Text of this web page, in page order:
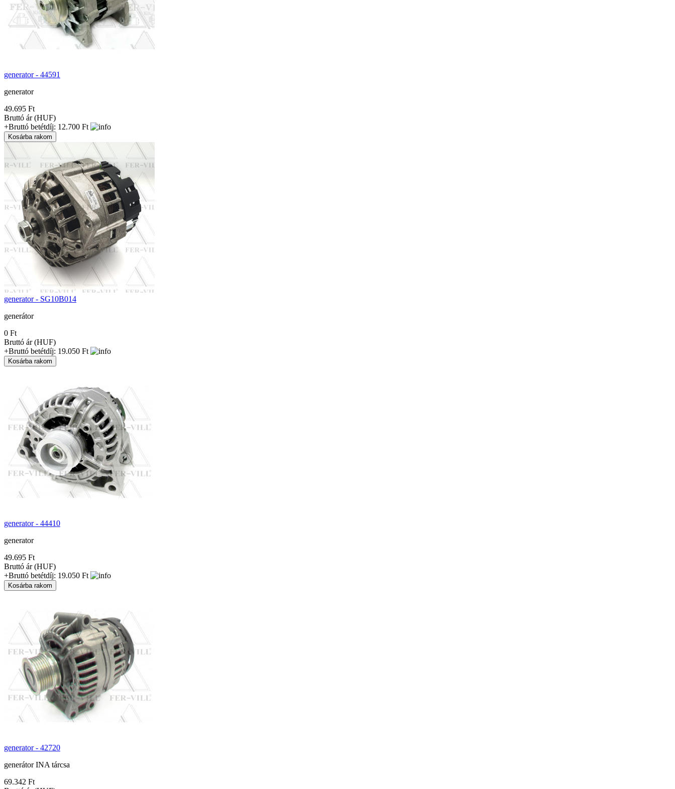
generator - 44591
generator
49.695 Ft
Bruttó ár (HUF)
+Bruttó betétdíj: 12.700 Ft
generator - SG10B014
generátor
0 Ft
Bruttó ár (HUF)
+Bruttó betétdíj: 19.050 Ft
generator - 44410
generator
49.695 Ft
Bruttó ár (HUF)
+Bruttó betétdíj: 19.050 Ft
generator - 42720
generátor INA tárcsa
69.342 Ft